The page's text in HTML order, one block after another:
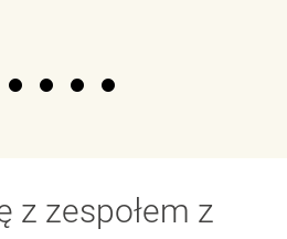
z zespołem z